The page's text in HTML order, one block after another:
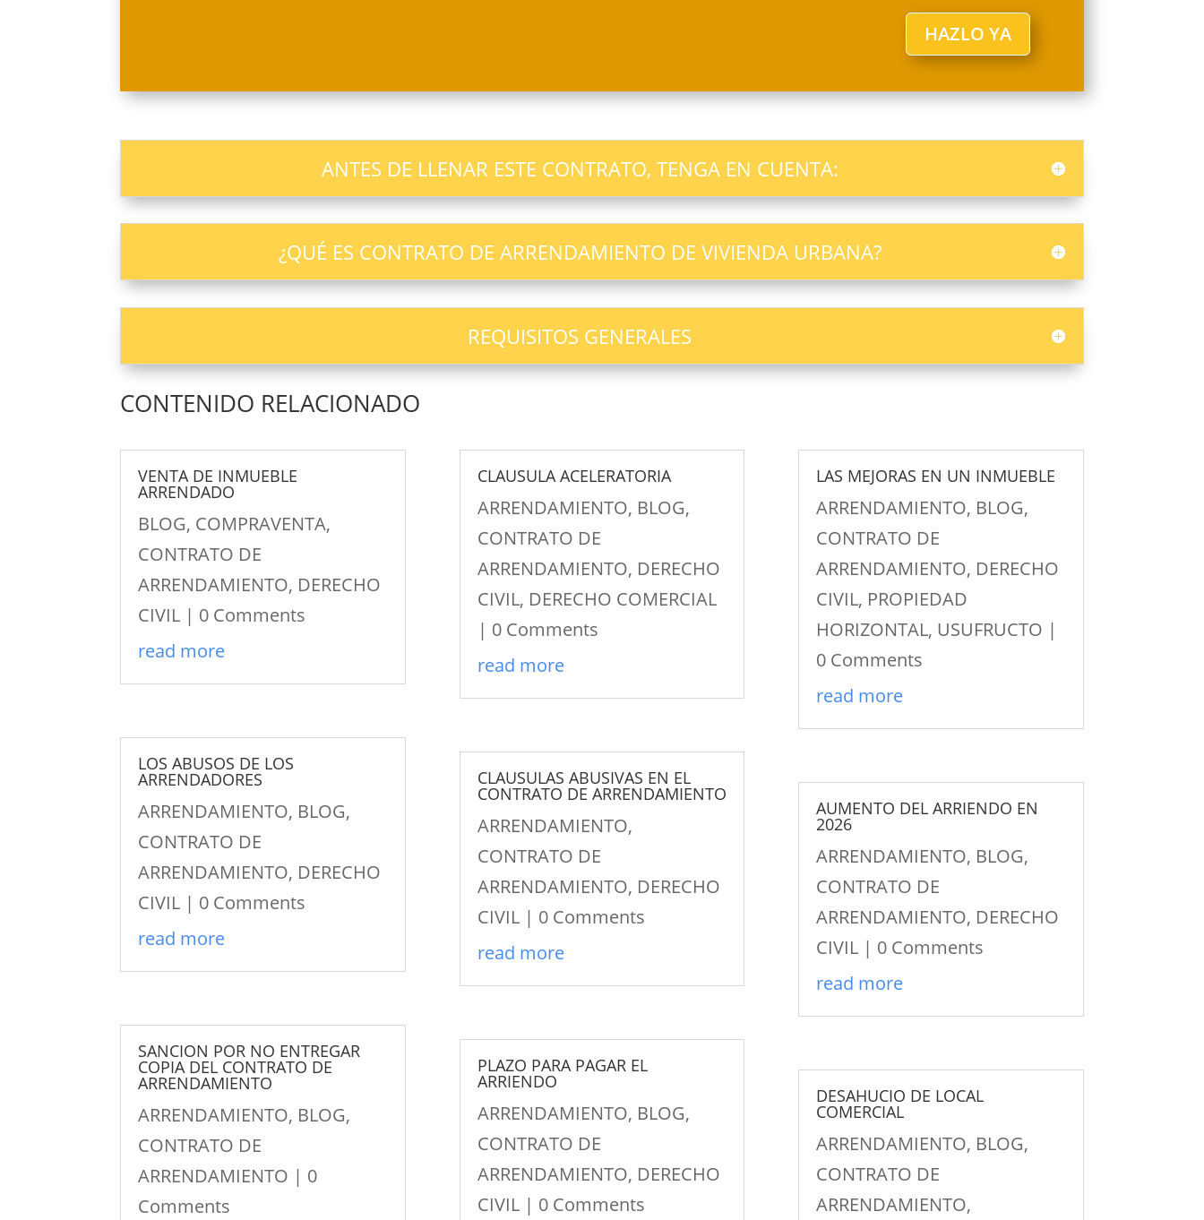
HAZLO YA
ANTES DE LLENAR ESTE CONTRATO, TENGA EN CUENTA:
¿QUÉ ES CONTRATO DE ARRENDAMIENTO DE VIVIENDA URBANA?
REQUISITOS GENERALES
CONTENIDO RELACIONADO
VENTA DE INMUEBLE
ARRENDADO
BLOG, COMPRAVENTA,
CONTRATO DE
ARRENDAMIENTO, DERECHO
CIVIL | 0 Comments
read more
LOS ABUSOS DE LOS
ARRENDADORES
ARRENDAMIENTO, BLOG,
CONTRATO DE
ARRENDAMIENTO, DERECHO
CIVIL | 0 Comments
read more
SANCION POR NO ENTREGAR
COPIA DEL CONTRATO DE
ARRENDAMIENTO
ARRENDAMIENTO, BLOG,
CONTRATO DE
ARRENDAMIENTO | 0
Comments
CLAUSULA ACELERATORIA
ARRENDAMIENTO, BLOG,
CONTRATO DE
ARRENDAMIENTO, DERECHO
CIVIL, DERECHO COMERCIAL
| 0 Comments
read more
CLAUSULAS ABUSIVAS EN EL
CONTRATO DE ARRENDAMIENTO
ARRENDAMIENTO,
CONTRATO DE
ARRENDAMIENTO, DERECHO
CIVIL| 0 Comments
read more
PLAZO PARA PAGAR EL
ARRIENDO
ARRENDAMIENTO, BLOG,
CONTRATO DE
ARRENDAMIENTO, DERECHO
CIVIL| 0 Comments
LAS MEJORAS EN UN INMUEBLE
ARRENDAMIENTO, BLOG,
CONTRATO DE
ARRENDAMIENTO, DERECHO
CIVIL, PROPIEDAD
HORIZONTAL, USUFRUCTO |
0 Comments
read more
AUMENTO DEL ARRIENDO EN
2026
ARRENDAMIENTO, BLOG,
CONTRATO DE
ARRENDAMIENTO, DERECHO
CIVIL| 0 Comments
read more
DESAHUCIO DE LOCAL
COMERCIAL
ARRENDAMIENTO, BLOG,
CONTRATO DE
ARRENDAMIENTO,